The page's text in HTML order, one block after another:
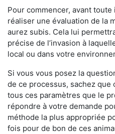
Pour commencer, avant
réaliser une évaluation de la
aurez subis. Cela lui
précise de l’invasion à
local ou dans votre
Si vous vous posez la
de ce processus, sachez que
tous ces paramètres que le
répondre à votre demande
méthode la plus appropriée
fois pour de bon de ces